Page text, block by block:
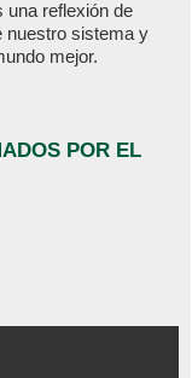
una reflexión de
nuestro sistema y
mejor.
POR EL